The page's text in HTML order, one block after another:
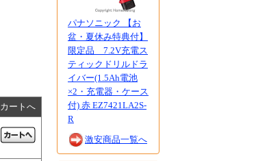
カートへ
パナソニック 【お
盆・夏休み特典付】
限定品 7.2V充電ス
ティックドリルドラ
イバー(1.5Ah電池
×2・充電器・ケース
付) 赤 EZ7421LA2S-
R
激安商品一覧へ